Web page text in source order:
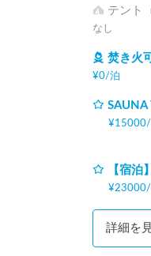
テント
なし
焚き火可
¥0/泊
SAUNA
¥15000/
【宿泊
¥23000/
詳細を